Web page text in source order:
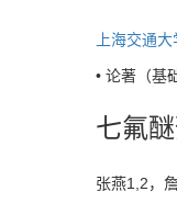
上海交通
• 论著（基
七氟
张燕1,2，